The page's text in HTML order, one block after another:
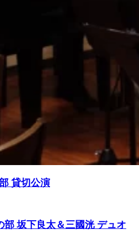
貸切公演
部 坂下良太＆三國洸 デュオ